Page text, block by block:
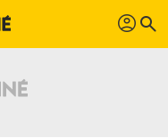
profil search